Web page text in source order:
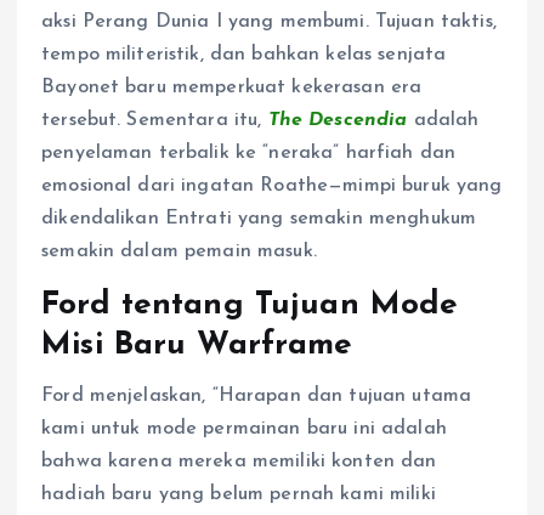
aksi Perang Dunia I yang membumi. Tujuan taktis,
tempo militeristik, dan bahkan kelas senjata
Bayonet baru memperkuat kekerasan era
tersebut. Sementara itu, The Descendia adalah
penyelaman terbalik ke “neraka” harfiah dan
emosional dari ingatan Roathe—mimpi buruk yang
dikendalikan Entrati yang semakin menghukum
semakin dalam pemain masuk.
Ford tentang Tujuan Mode
Misi Baru Warframe
Ford menjelaskan, “Harapan dan tujuan utama
kami untuk mode permainan baru ini adalah
bahwa karena mereka memiliki konten dan
hadiah baru yang belum pernah kami miliki